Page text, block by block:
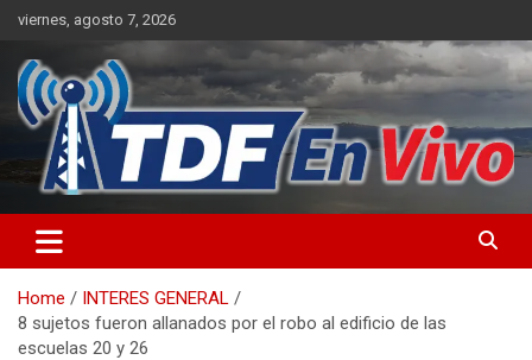
Skip
content
viernes, agosto 7, 2026
Home
INTERES GENERAL
8 sujetos fueron allanados por el robo al edificio de las
escuelas 20 y 26